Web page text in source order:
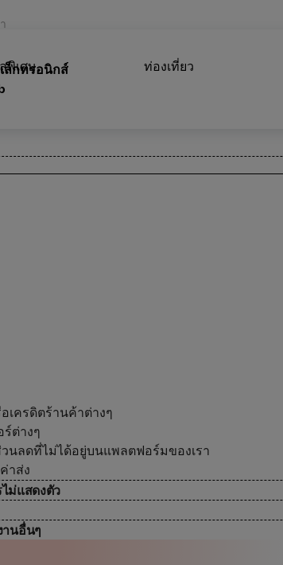
พิเศษ ท่องเที่ยว
ล็กทรอนิกส์
เครดิตร้านค้าต่างๆ
ต่างๆ
นลดที่ไม่ได้อยู่บนแพลตฟอร์มของเรา
าส่ง
ไม่แสดงตัว
านอื่นๆ